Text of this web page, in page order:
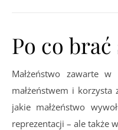
Po co brać
Małżeństwo zawarte
małżeństwem i
jakie małżeństwo
reprezentacji – ale także